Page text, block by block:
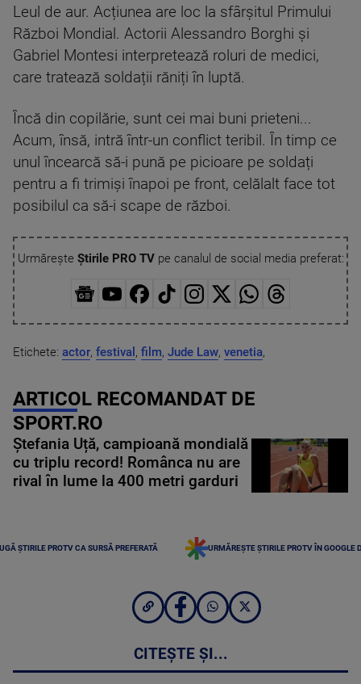
Leul de aur. Acțiunea are loc la sfârșitul Primului
Război Mondial. Actorii Alessandro Borghi și
Gabriel Montesi interpretează roluri de medici,
care tratează soldații răniți în luptă.
Încă din copilărie, sunt cei mai buni prieteni...
Acum, însă, intră într-un conflict teribil. În timp ce
unul încearcă să-i pună pe picioare pe soldați
pentru a fi trimiși înapoi pe front, celălalt face tot
posibilul ca să-i scape de război.
Urmărește Știrile PRO TVpe canalul de social media preferat:
Etichete: actor, festival , film, Jude Law, venetia,
ARTICOL RECOMANDAT DE
SPORT.RO
Ștefania Uță, campioană mondială
cu triplu record! Românca nu are
rival în lume la 400 metri garduri
ȘTIRILE PROTV CA SURSĂ PREFERATĂ URMĂREȘTE ȘTIRILE PROTV ÎN GOOGLE
CITEȘTE ȘI...